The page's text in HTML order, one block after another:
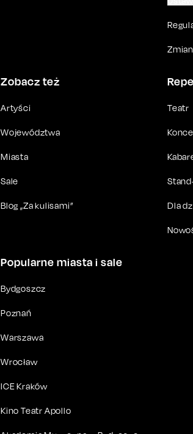
Zobacz też
Artyści
Województwa
Miasta
Sale
Blog „Za kulisami”
Teatr
Dla
Popularne miasta i sale
Bydgoszcz
Poznań
Warszawa
Wrocław
ICE Kraków
Kino Teatr Apollo